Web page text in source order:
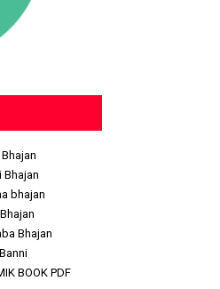
Bhajan
Bhajan
bhajan
Bhajan
Bhajan
BOOK PDF